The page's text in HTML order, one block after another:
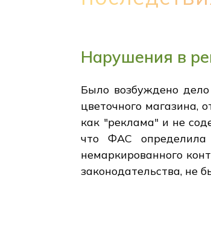
Нарушения в
Было возбуждено
цветочного магазина,
как "реклама" и не
что ФАС определила
немаркированного
законодательства, не